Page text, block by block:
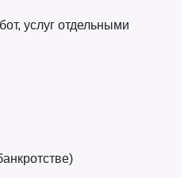
услуг отдельными